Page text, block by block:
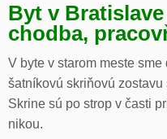
Byt v
chodba,
V byte v starom meste
šatníkovú skriňovú
Skrine sú po strop v časti
nikou.